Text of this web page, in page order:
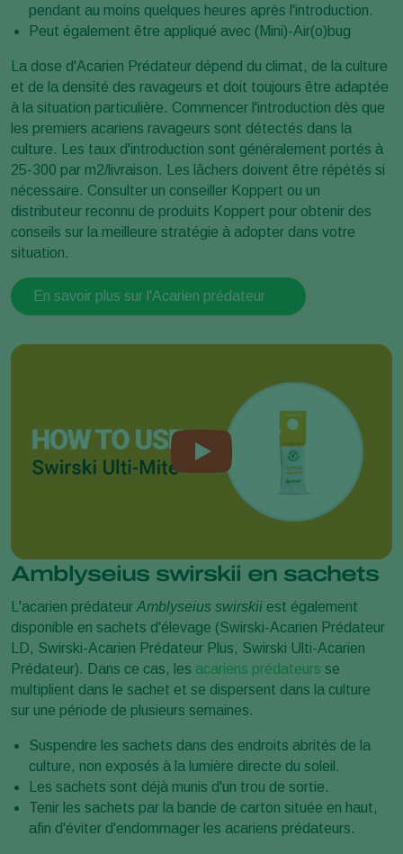
pendant au moins quelques heures après l'introduction.
Peut également être appliqué avec (Mini)-Air(o)bug
La dose d'Acarien Prédateur dépend du climat, de la culture
et de la densité des ravageurs et doit toujours être adaptée
à la situation particulière. Commencer l'introduction dès que
les premiers acariens ravageurs sont détectés dans la
culture. Les taux d'introduction sont généralement portés à
25-300 par m2/livraison. Les lâchers doivent être répétés si
nécessaire. Consulter un conseiller Koppert ou un
distributeur reconnu de produits Koppert pour obtenir des
conseils sur la meilleure stratégie à adopter dans votre
situation.
En savoir plus sur l'Acarien prédateur
Amblyseius swirskii en sachets
L'acarien prédateur Amblyseius swirskii est également
disponible en sachets d'élevage (Swirski-Acarien Prédateur
LD, Swirski-Acarien Prédateur Plus, Swirski Ulti-Acarien
Prédateur). Dans ce cas, les acariens prédateurs se
multiplient dans le sachet et se dispersent dans la culture
sur une période de plusieurs semaines.
Suspendre les sachets dans des endroits abrités de la
culture, non exposés à la lumière directe du soleil.
Les sachets sont déjà munis d'un trou de sortie.
Tenir les sachets par la bande de carton située en haut,
afin d'éviter d'endommager les acariens prédateurs.